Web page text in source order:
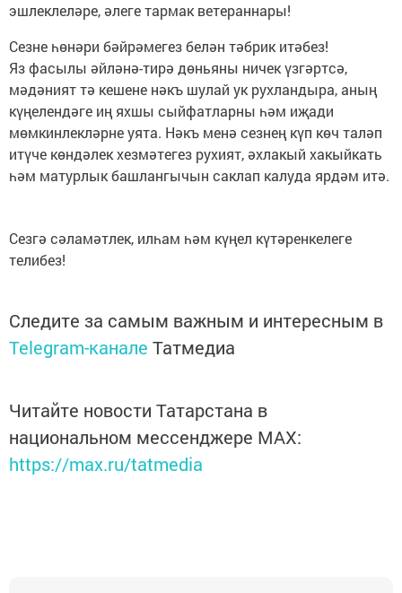
эшлеклеләре, әлеге тармак ветераннары!
Сезне һөнәри бәйрәмегез белән тәбрик итәбез!
Яз фасылы әйләнә-тирә дөньяны ничек үзгәртсә,
мәдәният тә кешене нәкъ шулай ук рухландыра, аның
күңелендәге иң яхшы сыйфатларны һәм иҗади
мөмкинлекләрне уята. Нәкъ менә сезнең күп көч таләп
итүче көндәлек хезмәтегез рухият, әхлакый хакыйкать
һәм матурлык башлангычын саклап калуда ярдәм итә.
Сезгә сәламәтлек, илһам һәм күңел күтәренкелеге
телибез!
Следите за самым важным и интересным в
Telegram-канале Татмедиа
Читайте новости Татарстана в
национальном мессенджере MАХ:
https://max.ru/tatmedia